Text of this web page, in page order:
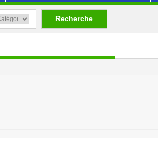
Recherche